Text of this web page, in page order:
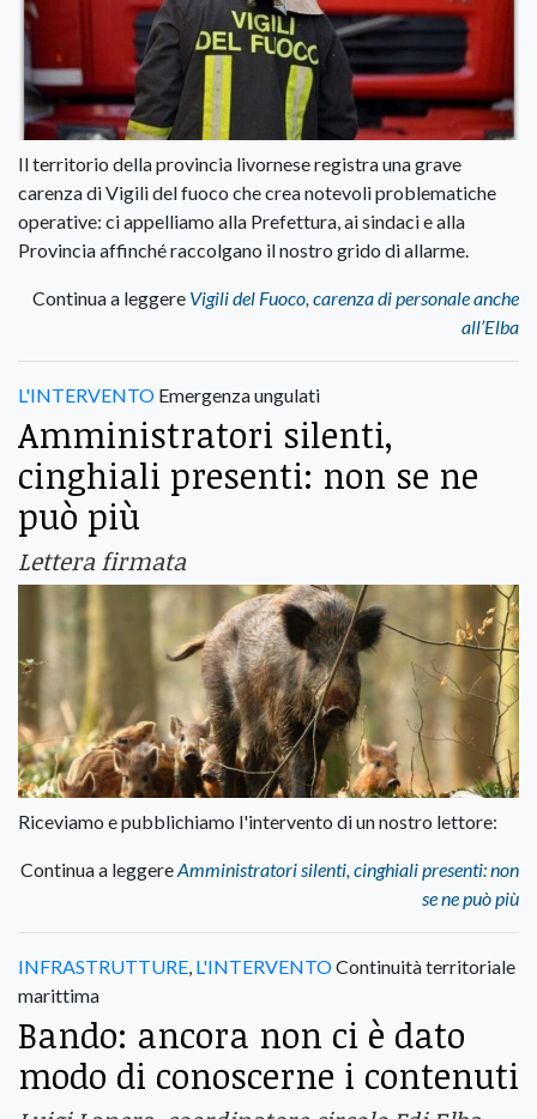
Il territorio della provincia livornese registra una grave
carenza di Vigili del fuoco che crea notevoli problematiche
operative: ci appelliamo alla Prefettura, ai sindaci e alla
Provincia affinché raccolgano il nostro grido di allarme.
Continua a leggere Vigili del Fuoco, carenza di personale anche
all’Elba
L'INTERVENTO Emergenza ungulati
Amministratori silenti,
cinghiali presenti: non se ne
può più
Lettera firmata
Riceviamo e pubblichiamo l'intervento di un nostro lettore:
Continua a leggereAmministratori silenti, cinghiali presenti: non
se ne può più
INFRASTRUTTURE L'INTERVENTOContinuità territoriale
marittima
Bando: ancora non ci è dato
modo di conoscerne i contenuti